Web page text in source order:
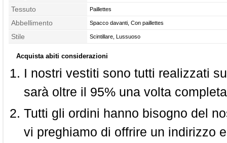
Tessuto Paillettes
Abbellimento Spacco davanti, Con paillettes
Stile Scintillare, Lussuoso
Acquista abiti considerazioni
I nostri vestiti sono tutti realizzati
sarà oltre il 95% una volta
Tutti gli ordini hanno bisogno del
vi preghiamo di offrire un indirizzo